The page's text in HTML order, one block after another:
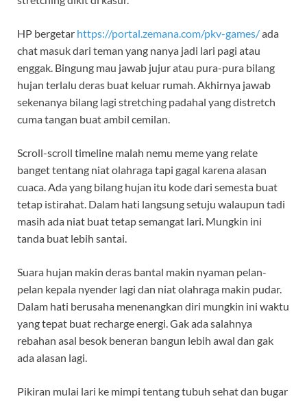
HP bergetar https://portal.zemana.com/pkv-games/ada
chat masuk dari teman yang nanya jadi lari pagi atau
enggak. Bingung mau jawab jujur atau pura-pura bilang
hujan terlalu deras buat keluar rumah. Akhirnya jawab
sekenanya bilang lagi stretching padahal yang distretch
cuma tangan buat ambil cemilan.
Scroll-scroll timeline malah nemu meme yang relate
banget tentang niat olahraga tapi gagal karena alasan
cuaca. Ada yang bilang hujan itu kode dari semesta buat
tetap istirahat. Dalam hati langsung setuju walaupun tadi
masih ada niat buat tetap semangat lari. Mungkin ini
tanda buat lebih santai.
Suara hujan makin deras bantal makin nyaman pelan-
pelan kepala nyender lagi dan niat olahraga makin pudar.
Dalam hati berusaha menenangkan diri mungkin ini waktu
yang tepat buat recharge energi. Gak ada salahnya
rebahan asal besok beneran bangun lebih awal dan gak
ada alasan lagi.
Pikiran mulai lari ke mimpi tentang tubuh sehat dan bugar